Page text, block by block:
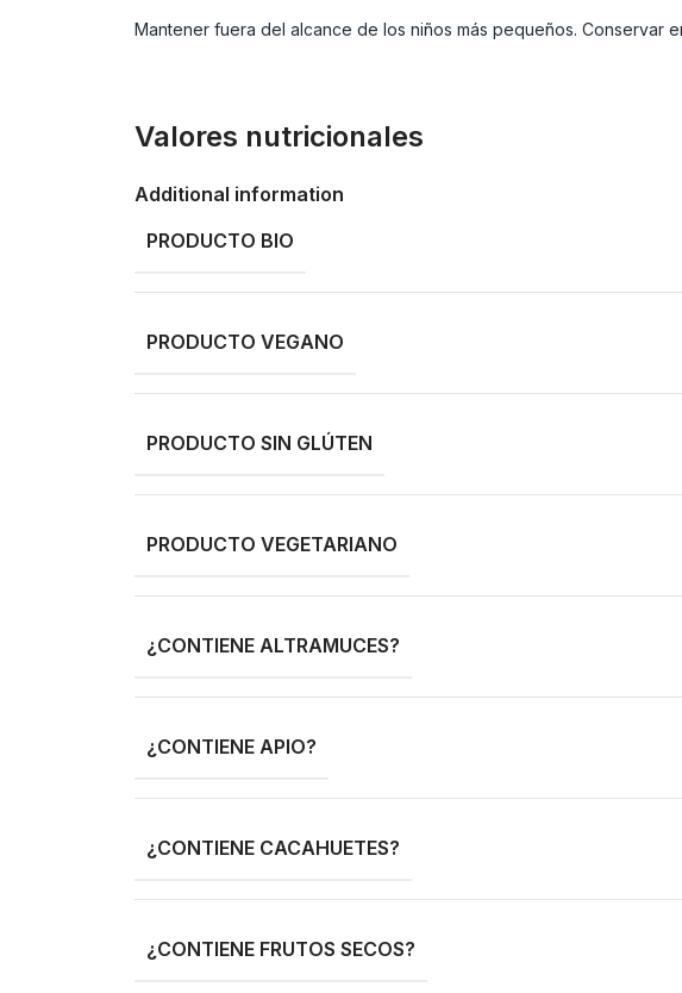
Mantener fuera del alcance de los niños más pequeños. Conservar
Valores nutricionales
Additional information
PRODUCTO BIO
PRODUCTO VEGANO
PRODUCTO SIN GLÚTEN
PRODUCTO VEGETARIANO
¿CONTIENE ALTRAMUCES?
¿CONTIENE APIO?
¿CONTIENE CACAHUETES?
¿CONTIENE FRUTOS SECOS?